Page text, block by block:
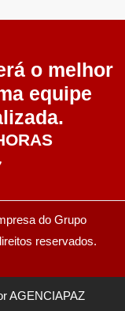
o melhor
equipe
do Grupo
reservados.
AGENCIAPAZ